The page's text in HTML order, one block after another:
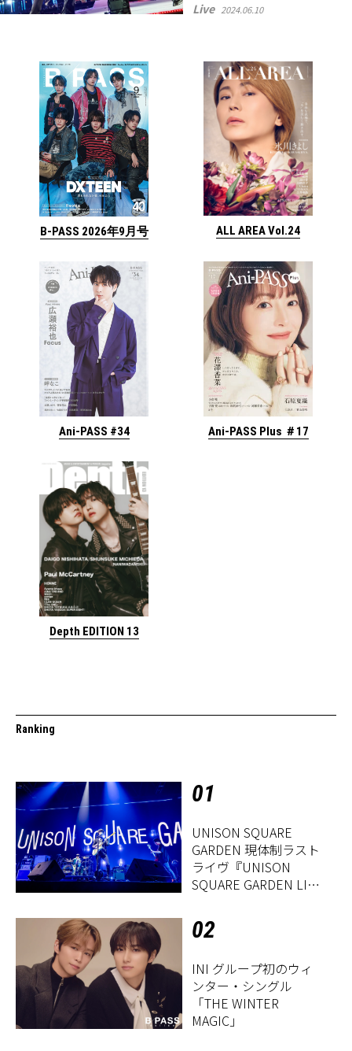
Live 2024.06.10
B-PASS 2026年9月号 ALL AREA Vol.24
Ani-PASS #34 Ani-PASS Plus ＃17
Depth EDITION 13
Ranking
01
UNISON SQUARE
GARDEN 現体制ラスト
ライヴ『UNISON
SQUARE GARDEN LIVE
Period」』レポート
02
INI グループ初のウィ
ンター・シングル
「THE WINTER
MAGIC」